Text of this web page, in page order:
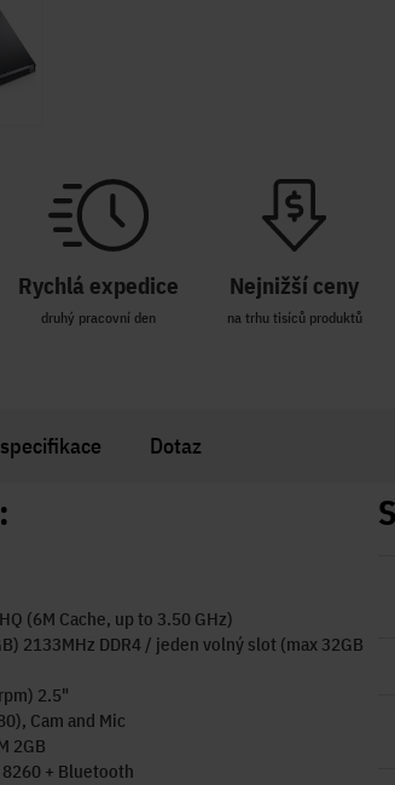
Rychlá expedice
druhý pracovní den
Nejnižší ceny
na trhu tisíců produktů
Dotaz
(6M Cache, up to 3.50 GHz)
2133MHz DDR4 / jeden volný slot (max 32GB
2.5"
Cam and Mic
2GB
+ Bluetooth